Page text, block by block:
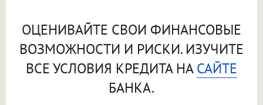
ОЦЕНИВАЙТЕ СВОИ ФИНАНСОВЫЕ
ВОЗМОЖНОСТИ И РИСКИ. ИЗУЧИТЕ
ВСЕ УСЛОВИЯ КРЕДИТА НАСАЙТЕ
БАНКА.